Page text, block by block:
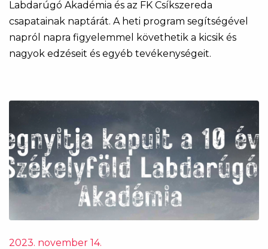
Labdarúgó Akadémia és az FK Csíkszereda
csapatainak naptárát. A heti program segítségével
napról napra figyelemmel követhetik a kicsik és
nagyok edzéseit és egyéb tevékenységeit.
2023. november 14.